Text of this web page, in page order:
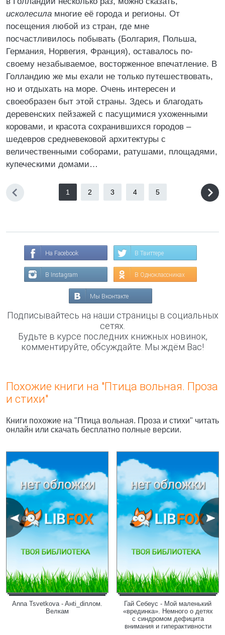
исколесила многие её города и регионы. От
посещения любой из стран, где мне
посчастливилось побывать (Болгария, Польша,
Германия, Норвегия, Франция), оставалось по-
своему незабываемое, восторженное впечатление. В
Голландию же мы ехали не только путешествовать,
но и отдыхать на море. Очень интересен и
своеобразен быт этой страны. Здесь и благодать
деревенских пейзажей с пасущимися ухоженными
коровами, и красота сохранившихся городов –
шедевров средневековой архитектуры с
величественными соборами, ратушами, площадями,
купеческими домами…
1 2 3 4 5
На Facebook В Твиттере
В Instagram В Одноклассниках
Мы Вконтакте
Подписывайтесь на наши страницы в социальных
сетях.
Будьте в курсе последних книжных новинок,
комментируйте, обсуждайте. Мы ждём Вас!
Похожие книги на "Птица вольная. Проза
и стихи"
Книги похожие на "Птица вольная. Проза и стихи" читать
онлайн или скачать бесплатно полные версии.
Anna Tsvetkova - Aнti_diплом.
Велкам
Гай Себеус - Мой маленький
«врединка». Немного о детях
с синдромом дефицита
внимания и гиперактивности